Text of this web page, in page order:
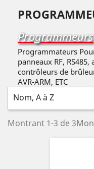
Programmeurs
Programmateurs
panneaux RF,
contrôleurs de
AVR-ARM, ETC
Nom, A à Z
Montrant 1-3 de